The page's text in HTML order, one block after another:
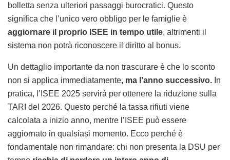
bolletta senza ulteriori passaggi burocratici. Questo
significa che l’unico vero obbligo per le famiglie è
aggiornare il proprio ISEE in tempo utile, altrimenti il
sistema non potrà riconoscere il diritto al bonus.
Un dettaglio importante da non trascurare è che lo sconto
non si applica immediatamente, ma l’anno successivo. In
pratica, l’ISEE 2025 servirà per ottenere la riduzione sulla
TARI del 2026. Questo perché la tassa rifiuti viene
calcolata a inizio anno, mentre l’ISEE può essere
aggiornato in qualsiasi momento. Ecco perché è
fondamentale non rimandare: chi non presenta la DSU per